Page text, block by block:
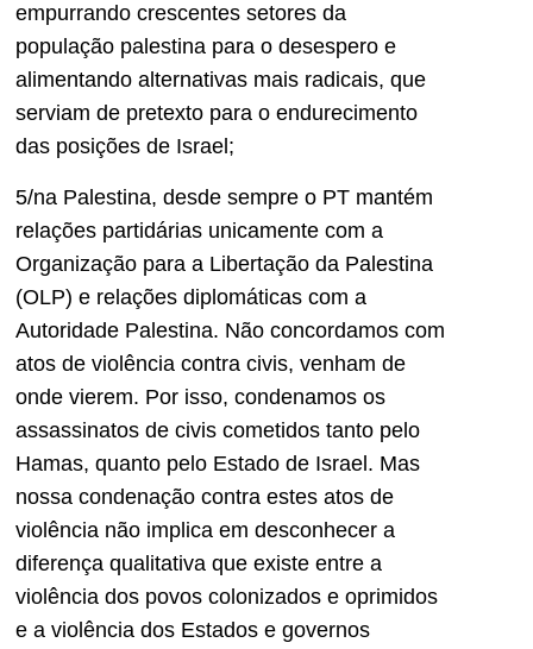
empurrando crescentes setores da
população palestina para o desespero e
alimentando alternativas mais radicais, que
serviam de pretexto para o endurecimento
das posições de Israel;
5/na Palestina, desde sempre o PT mantém
relações partidárias unicamente com a
Organização para a Libertação da Palestina
(OLP) e relações diplomáticas com a
Autoridade Palestina. Não concordamos com
atos de violência contra civis, venham de
onde vierem. Por isso, condenamos os
assassinatos de civis cometidos tanto pelo
Hamas, quanto pelo Estado de Israel. Mas
nossa condenação contra estes atos de
violência não implica em desconhecer a
diferença qualitativa que existe entre a
violência dos povos colonizados e oprimidos
e a violência dos Estados e governos